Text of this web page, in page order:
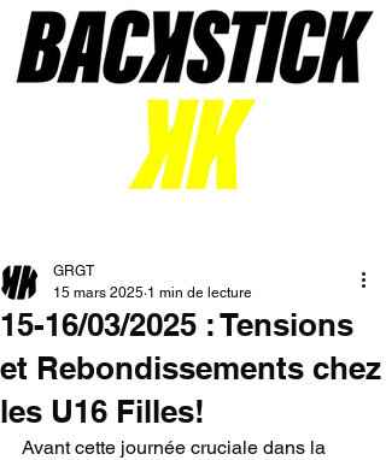
15-16/03/2025 : Tensions
et Rebondissements chez
les U16 Filles!
GRGT
15 mars 2025 1 min de lecture
Avant cette journée cruciale dans la